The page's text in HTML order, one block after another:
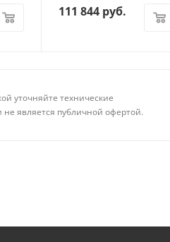
111 844 руб.
уточняйте технические
является публичной офертой.